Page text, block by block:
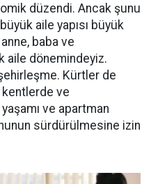
düzendi. Ancak şunu
aile yapısı büyük
baba ve
aile dönemindeyiz.
Kürtler de
kentlerde ve
ve apartman
sürdürülmesine izin